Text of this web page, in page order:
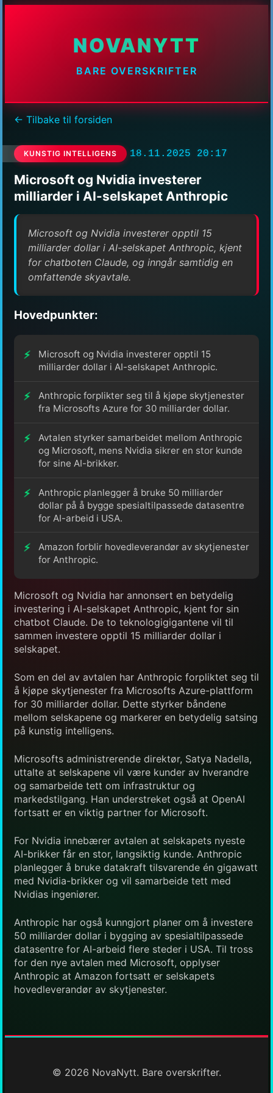
NOVANYTT
BARE OVERSKRIFTER
← Tilbake til forsiden
KUNSTIG INTELLIGENS 18.11.2025 20:17
Microsoft og Nvidia investerer
milliarder i AI-selskapet Anthropic
Microsoft og Nvidia investerer opptil 15
milliarder dollar i AI-selskapet Anthropic, kjent
for chatboten Claude, og inngår samtidig en
omfattende skyavtale.
Hovedpunkter:
Microsoft og Nvidia investerer opptil 15
milliarder dollar i AI-selskapet Anthropic.
Anthropic forplikter seg til å kjøpe skytjenester
fra Microsofts Azure for 30 milliarder dollar.
Avtalen styrker samarbeidet mellom Anthropic
og Microsoft, mens Nvidia sikrer en stor kunde
for sine AI-brikker.
Anthropic planlegger å bruke 50 milliarder
dollar på å bygge spesialtilpassede datasentre
for AI-arbeid i USA.
Amazon forblir hovedleverandør av skytjenester
for Anthropic.
Microsoft og Nvidia har annonsert en betydelig
investering i AI-selskapet Anthropic, kjent for sin
chatbot Claude. De to teknologigigantene vil til
sammen investere opptil 15 milliarder dollar i
selskapet.
Som en del av avtalen har Anthropic forpliktet seg til
å kjøpe skytjenester fra Microsofts Azure-plattform
for 30 milliarder dollar. Dette styrker båndene
mellom selskapene og markerer en betydelig satsing
på kunstig intelligens.
Microsofts administrerende direktør, Satya Nadella,
uttalte at selskapene vil være kunder av hverandre
og samarbeide tett om infrastruktur og
markedstilgang. Han understreket også at OpenAI
fortsatt er en viktig partner for Microsoft.
For Nvidia innebærer avtalen at selskapets nyeste
AI-brikker får en stor, langsiktig kunde. Anthropic
planlegger å bruke datakraft tilsvarende én gigawatt
med Nvidia-brikker og vil samarbeide tett med
Nvidias ingeniører.
Anthropic har også kunngjort planer om å investere
50 milliarder dollar i bygging av spesialtilpassede
datasentre for AI-arbeid flere steder i USA. Til tross
for den nye avtalen med Microsoft, opplyser
Anthropic at Amazon fortsatt er selskapets
hovedleverandør av skytjenester.
© 2026 NovaNytt. Bare overskrifter.